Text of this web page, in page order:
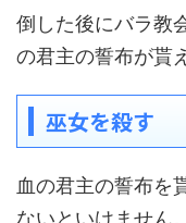
倒した後にバラ教
の君主の誓布が貰
巫女を殺す
血の君主の誓布を
ないといけません。